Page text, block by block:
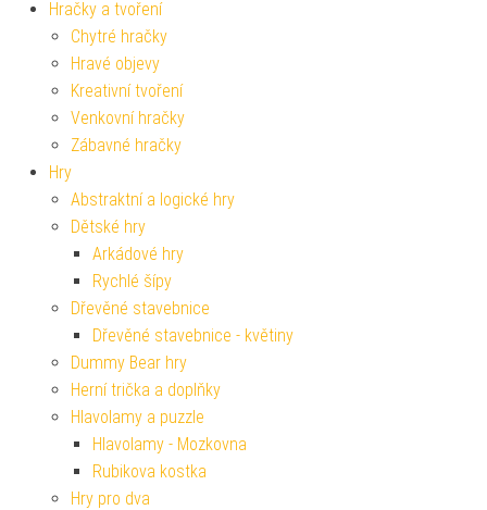
Hračky a tvoření
Chytré hračky
Hravé objevy
Kreativní tvoření
Venkovní hračky
Zábavné hračky
Hry
Abstraktní a logické hry
Dětské hry
Arkádové hry
Rychlé šípy
Dřevěné stavebnice
Dřevěné stavebnice - květiny
Dummy Bear hry
Herní trička a doplňky
Hlavolamy a puzzle
Hlavolamy - Mozkovna
Rubikova kostka
Hry pro dva